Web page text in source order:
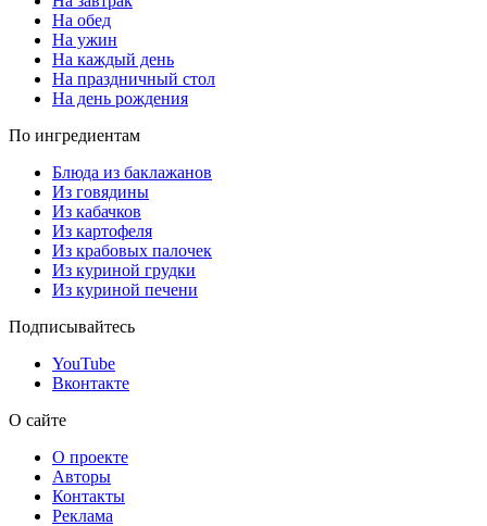
На обед
На ужин
На каждый день
На праздничный стол
На день рождения
По ингредиентам
Блюда из баклажанов
Из говядины
Из кабачков
Из картофеля
Из крабовых палочек
Из куриной грудки
Из куриной печени
Подписывайтесь
YouTube
Вконтакте
О сайте
О проекте
Авторы
Контакты
Реклама